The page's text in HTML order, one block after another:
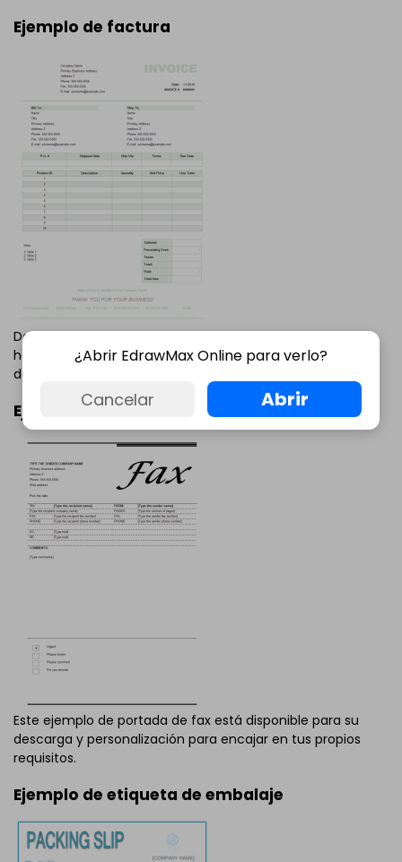
Ejemplo de factura
Deja que este ejemplo te ayude a crear una factura en
hoja de cálculo. Pulsa para ver la versión más grande y
descargarla.
Ejemplo de portada de fax
Este ejemplo de portada de fax está disponible para su
descarga y personalización para encajar en tus propios
requisitos.
Ejemplo de etiqueta de embalaje
¿Abrir EdrawMax Online para verlo?
Cancelar Abrir